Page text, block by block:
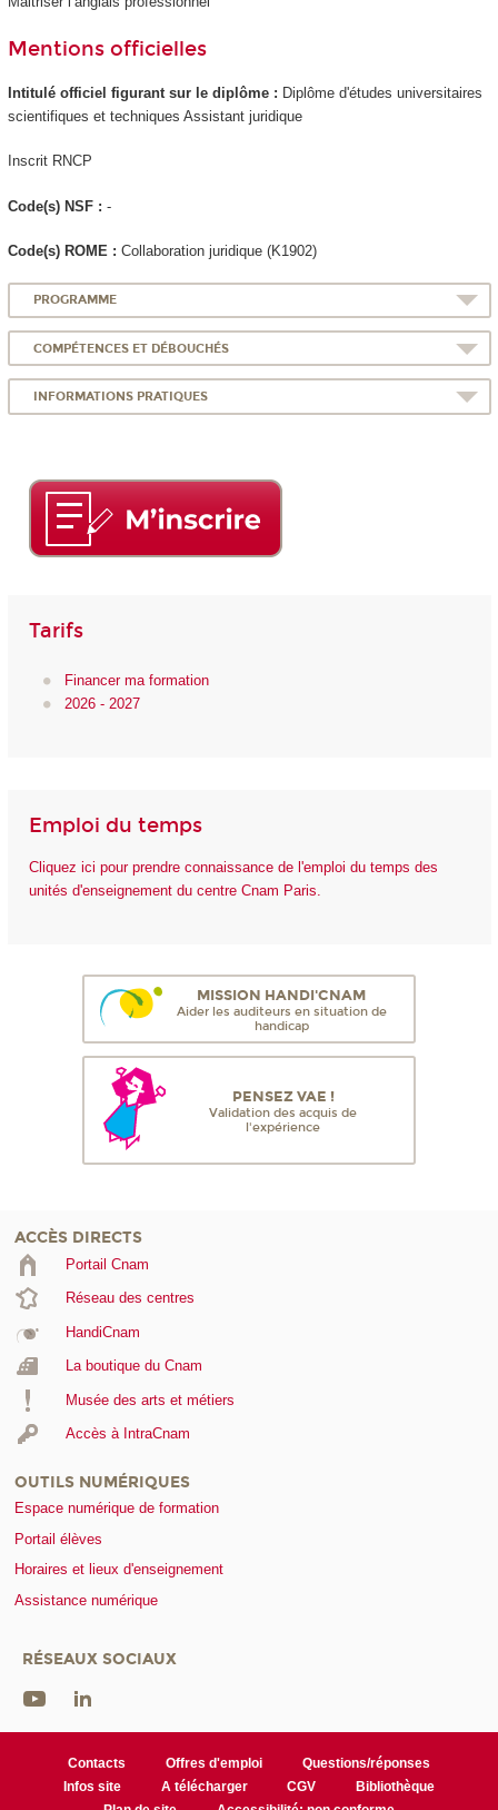
Mentions officielles
Intitulé officiel figurant sur le diplôme : Diplôme d'études universitaires
scientifiques et techniques Assistant juridique
Inscrit RNCP
Code(s) NSF : -
Code(s) ROME : Collaboration juridique (K1902)
PROGRAMME
COMPÉTENCES ET DÉBOUCHÉS
INFORMATIONS PRATIQUES
Tarifs
Financer ma formation
2026 - 2027
Emploi du temps
Cliquez ici pour prendre connaissance de l'emploi du temps des
unités d'enseignement du centre Cnam Paris.
MISSION HANDI'CNAM
Aider les auditeurs en situation de
handicap
PENSEZ VAE !
Validation des acquis de
l'expérience
ACCÈS DIRECTS
Portail Cnam
Réseau des centres
HandiCnam
La boutique du Cnam
Musée des arts et métiers
Accès à IntraCnam
OUTILS NUMÉRIQUES
Espace numérique de formation
Portail élèves
Horaires et lieux d'enseignement
Assistance numérique
RÉSEAUX SOCIAUX
Contacts Offres d'emploi
Questions/réponses
Infos site
A télécharger CGV
Bibliothèque